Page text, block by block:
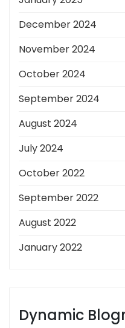
December 2024
November 2024
October 2024
September 2024
August 2024
July 2024
October 2022
September 2022
August 2022
January 2022
Dynamic